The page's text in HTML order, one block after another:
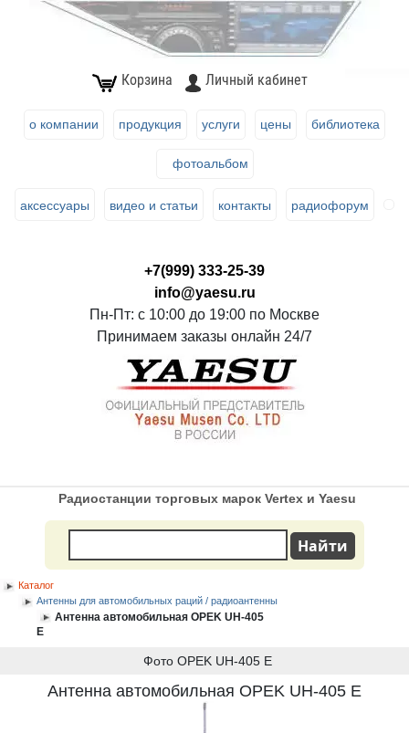
Корзина Личный кабинет
о компании продукция услуги цены библиотека
фотоальбом
аксессуары видео и статьи контакты радиофорум
+7(999) 333-25-39
info@yaesu.ru
Пн-Пт: с 10:00 до 19:00 по Москве
Принимаем заказы онлайн 24/7
Радиостанции торговых марок Vertex и Yaesu
Каталог
Антенны для автомобильных раций / радиоантенны
Антенна автомобильная OPEK UH-405
E
Фото OPEK UH-405 E
Антенна автомобильная OPEK UH-405 E